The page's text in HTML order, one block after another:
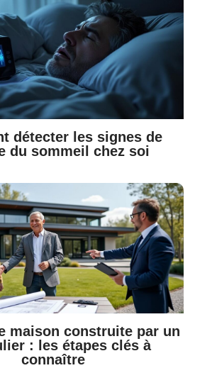
détecter les signes de
du sommeil chez soi
maison construite par un
: les étapes clés à
connaître